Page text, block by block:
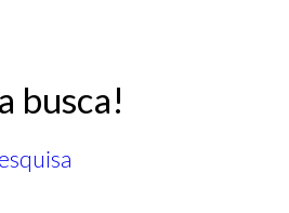
busca!